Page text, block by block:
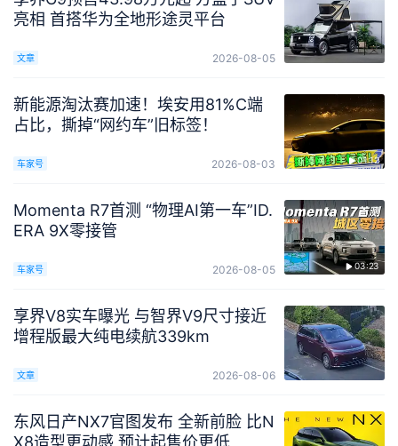
亮相 首搭华为全地形途灵平台
2026-08-05
文章
01:12
新能源淘汰赛加速！埃安用81%C端
占比，撕掉“网约车”旧标签！
2026-08-03
车家号
03:23
Momenta R7首测 “物理AI第一车”ID.
ERA 9X零接管
2026-08-05
车家号
享界V8实车曝光 与智界V9尺寸接近
增程版最大纯电续航339km
2026-08-06
文章
东风日产NX7官图发布 全新前脸 比N
X8造型更动感 预计起售价更低